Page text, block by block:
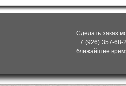
Сделать заказ
+7 (926) 357-
ближайшее